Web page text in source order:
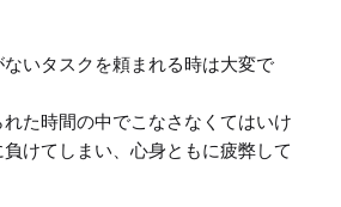
いタスクを頼まれる時は大変で
た時間の中でこなさなくてはいけ
けてしまい、心身ともに疲弊して